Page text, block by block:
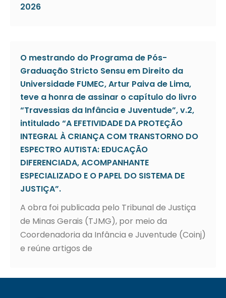
2026
O mestrando do Programa de Pós-
Graduação Stricto Sensu em Direito da
Universidade FUMEC, Artur Paiva de Lima,
teve a honra de assinar o capítulo do livro
“Travessias da Infância e Juventude”, v.2,
intitulado “A EFETIVIDADE DA PROTEÇÃO
INTEGRAL À CRIANÇA COM TRANSTORNO DO
ESPECTRO AUTISTA: EDUCAÇÃO
DIFERENCIADA, ACOMPANHANTE
ESPECIALIZADO E O PAPEL DO SISTEMA DE
JUSTIÇA”.
A obra foi publicada pelo Tribunal de Justiça
de Minas Gerais (TJMG), por meio da
Coordenadoria da Infância e Juventude (Coinj)
e reúne artigos de